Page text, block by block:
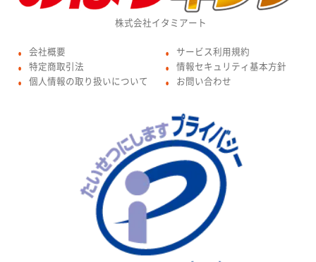
株式会社イタミアート
● 会社概要
● 特定商取引法
● 個人情報の取り扱いについて
● サービス利用規約
● 情報セキュリティ基本方針
● お問い合わせ